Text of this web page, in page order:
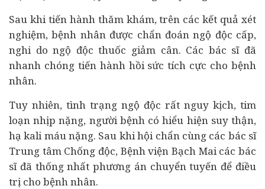
Sau khi tiến hành thăm khám, trên các kết quả xét
nghiệm, bệnh nhân được chẩn đoán ngộ độc cấp,
nghi do ngộ độc thuốc giảm cân. Các bác sĩ đã
nhanh chóng tiến hành hồi sức tích cực cho bệnh
nhân.
Tuy nhiên, tình trạng ngộ độc rất nguy kịch, tim
loạn nhịp nặng, người bệnh có hiểu hiện suy thận,
hạ kali máu nặng. Sau khi hội chẩn cùng các bác sĩ
Trung tâm Chống độc, Bệnh viện Bạch Mai các bác
sĩ đã thống nhất phương án chuyển tuyến để điều
trị cho bệnh nhân.